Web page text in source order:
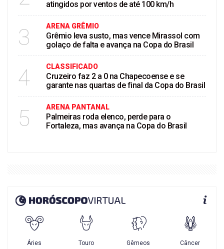
atingidos por ventos de até 100 km/h
3 ARENA GRÊMIO
Grêmio leva susto, mas vence Mirassol com
golaço de falta e avança na Copa do Brasil
4 CLASSIFICADO
Cruzeiro faz 2 a 0 na Chapecoense e se
garante nas quartas de final da Copa do Brasil
5 ARENA PANTANAL
Palmeiras roda elenco, perde para o
Fortaleza, mas avança na Copa do Brasil